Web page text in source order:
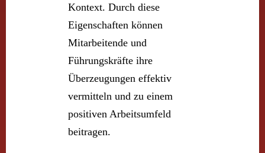
Kontext. Durch diese
Eigenschaften können
Mitarbeitende und
Führungskräfte ihre
Überzeugungen effektiv
vermitteln und zu einem
positiven Arbeitsumfeld
beitragen.